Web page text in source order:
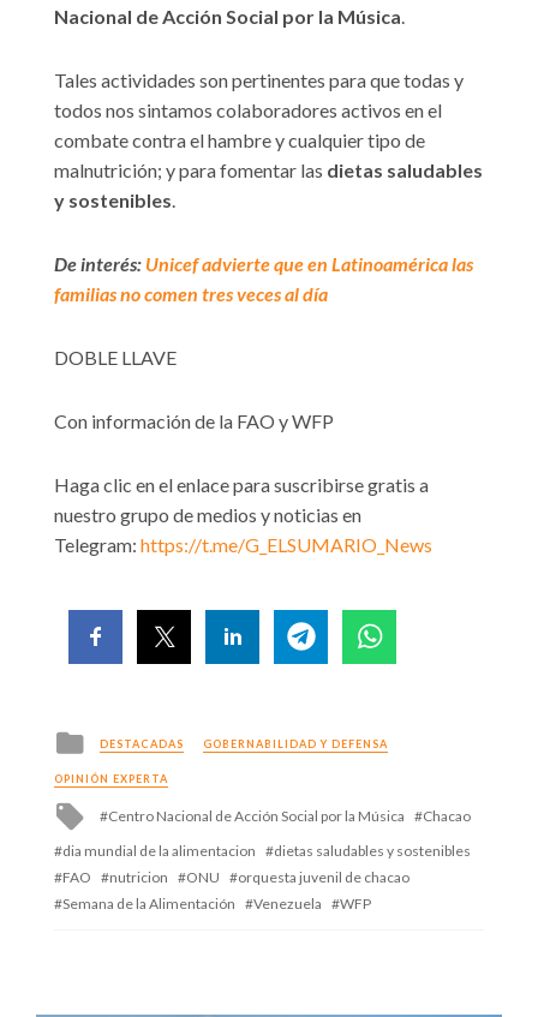
Nacional de Acción Social por la Música.
Tales actividades son pertinentes para que todas y
todos nos sintamos colaboradores activos en el
combate contra el hambre y cualquier tipo de
malnutrición; y para fomentar las dietas saludables
y sostenibles.
De interés: Unicef advierte que en Latinoamérica las
familias no comen tres veces al día
DOBLE LLAVE
Con información de la FAO y WFP
Haga clic en el enlace para suscribirse gratis a
nuestro grupo de medios y noticias en
Telegram: https://t.me/G_ELSUMARIO_News
Posted
in
DESTACADAS GOBERNABILIDAD Y DEFENSA
OPINIÓN EXPERTA
Tagged
Centro Nacional de Acción Social por la Música
Chacao
dia mundial de la alimentacion
dietas saludables y sostenibles
FAO
nutricion ONU
orquesta juvenil de chacao
Semana de la Alimentación
Venezuela WFP